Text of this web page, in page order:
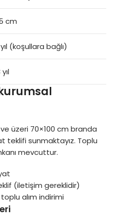
cm
(koşullara bağlı)
üzeri 70×100 cm branda
teklifi sunmaktayız. Toplu
mevcuttur.
(iletişim gereklidir)
alım indirimi